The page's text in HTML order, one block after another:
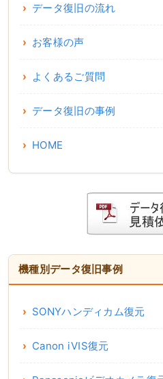
データ復旧の流れ
お客様の声
よくあるご質問
データ復旧の事例
HOME
機種別データ復旧事例
SONYハンディカム復元
Canon iVIS復元